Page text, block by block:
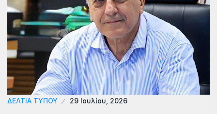
ΔΕΛΤΙΑ ΤΥΠΟΥ 29 Ιουλίου, 2026